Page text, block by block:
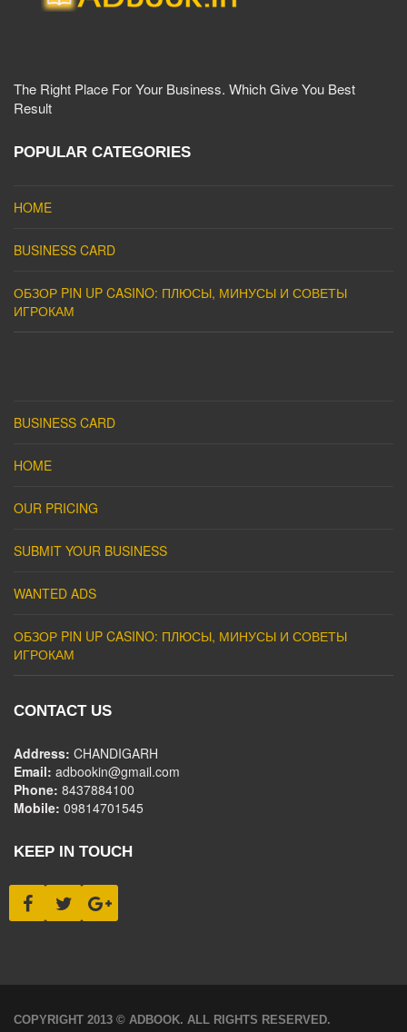
The Right Place For Your Business. Which Give You Best
Result
POPULAR CATEGORIES
HOME
BUSINESS CARD
ОБЗОР PIN UP CASINO: ПЛЮСЫ, МИНУСЫ И СОВЕТЫ
ИГРОКАМ
BUSINESS CARD
HOME
OUR PRICING
SUBMIT YOUR BUSINESS
WANTED ADS
ОБЗОР PIN UP CASINO: ПЛЮСЫ, МИНУСЫ И СОВЕТЫ
ИГРОКАМ
CONTACT US
Address: CHANDIGARH
Email: adbookin@gmail.com
Phone: 8437884100
Mobile: 09814701545
KEEP IN TOUCH
COPYRIGHT 2013 © ADBOOK. ALL RIGHTS RESERVED.